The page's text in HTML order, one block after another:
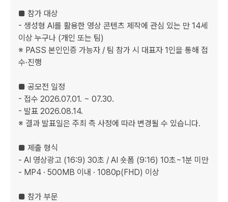
■ 참가 대상
- 생성형 AI를 활용한 영상 콘텐츠 제작에 관심 있는 만 14세
이상 누구나 (개인 또는 팀)
※ PASS 본인인증 가능자 / 팀 참가 시 대표자 1인을 통해 접
수·진행
■ 공모전 일정
- 접수 2026.07.01. ~ 07.30.
- 발표 2026.08.14.
※ 결과 발표일은 주최 측 사정에 따라 변경될 수 있습니다.
■ 제출 형식
- AI 영상광고 (16:9) 30초 / AI 숏폼 (9:16) 10초~1분 미만
- MP4 · 500MB 이내 · 1080p(FHD) 이상
■ 참가 부문